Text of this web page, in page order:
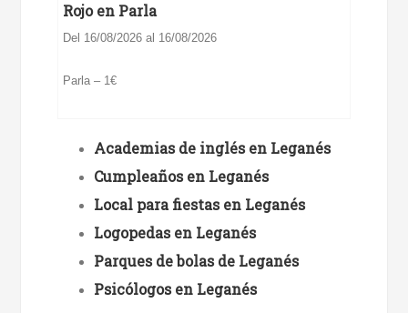
Rojo en Parla
Del 16/08/2026 al 16/08/2026
Parla – 1€
Academias de inglés en Leganés
Cumpleaños en Leganés
Local para fiestas en Leganés
Logopedas en Leganés
Parques de bolas de Leganés
Psicólogos en Leganés